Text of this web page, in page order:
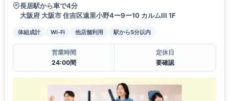
長居駅から車で4分
大阪府 大阪市 住吉区遠里小野4ー9ー10 カルムIII 1F
体組成計 Wi-Fi 他店舗利用 駅から5分以内
営業時間
24:00間
定休日
要確認